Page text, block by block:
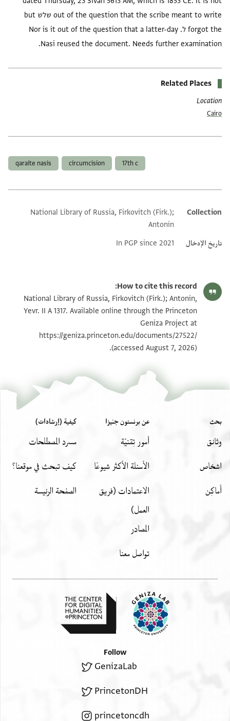
out of the question that the scribe meant to write שלש but
forgot the ל. Nor is it out of the question that a latter-day
Nasi reused the document. Needs further examination.
Related Places
Location
Cairo
17th c
circumcision
qaraite nasis
Additional metadata
Collection
National Library of Russia, Firkovitch (Firk.);
Antonin
تاريخ الإدخال
In PGP since 2021
How to cite this record:
National Library of Russia, Firkovitch (Firk.); Antonin,
Yevr. II A 1317. Available online through the Princeton
Geniza Project at
https://geniza.princeton.edu/documents/27522/
(accessed August 7, 2026).
بحث
وثائق
اشخاص
أَماكِن
عن برنستون جنيزا
أمور تِقنيّة
الأسئلة الأكثر شيوعًا
الاعتمادات (فريق
العمل)
المصادر
تواصل معنا
كيفية (إرشادات)
مسرد المصطلحات
كيف تبحث في موقعنا؟
الصفحة الرئيسة
Follow
GenizaLab
PrincetonDH
princetoncdh